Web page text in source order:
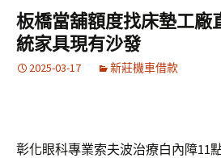
容
區
板橋當舖額度找床墊工廠
統家具現有沙發
2025-03-17 新莊機車借款
彰化眼科專業索夫波治療白內障11